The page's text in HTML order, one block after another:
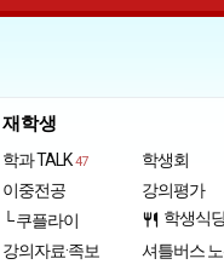
재학생
학과 TALK 47
이중전공
└ 쿠플라이
강의자료·족보
학생회
강의평가
restaurant 학생식
셔틀버스